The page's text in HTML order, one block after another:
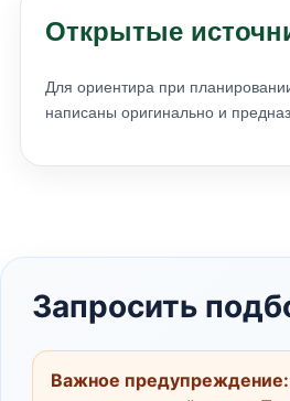
Открытые
Для ориентира при
написаны оригинально и
Запросить
Важное предупреждение: